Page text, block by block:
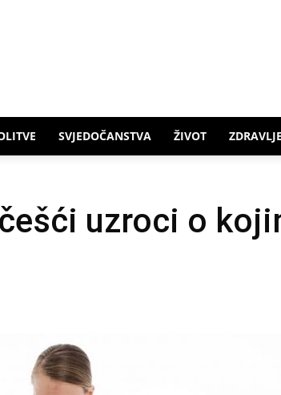
SVJEDOČANSTVA ŽIVOT ZDRAVLJE
uzroci o